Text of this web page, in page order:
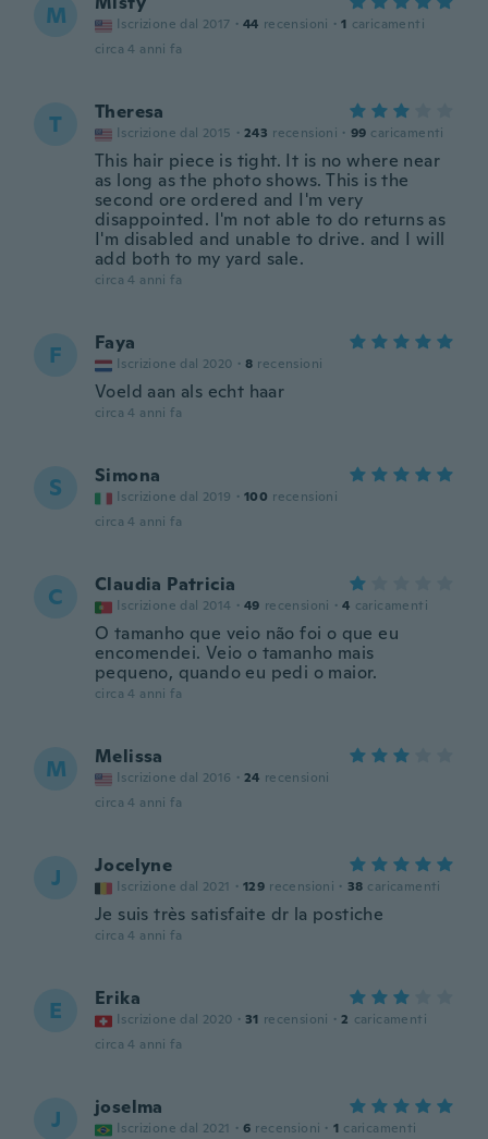
M Iscrizione dal 2017 · 44 recensioni · 1 caricamenti
circa 4 anni fa
T Theresa
Iscrizione dal 2015 · 243 recensioni · 99 caricamenti
This hair piece is tight. It is no where near
as long as the photo shows. This is the
second ore ordered and I'm very
disappointed. I'm not able to do returns as
I'm disabled and unable to drive. and I will
add both to my yard sale.
circa 4 anni fa
F Faya
Iscrizione dal 2020 · 8 recensioni
Voeld aan als echt haar
circa 4 anni fa
S Simona
Iscrizione dal 2019 · 100 recensioni
circa 4 anni fa
C Claudia Patricia
Iscrizione dal 2014 · 49 recensioni · 4 caricamenti
O tamanho que veio não foi o que eu
encomendei. Veio o tamanho mais
pequeno, quando eu pedi o maior.
circa 4 anni fa
M Melissa
Iscrizione dal 2016 · 24 recensioni
circa 4 anni fa
J Jocelyne
Iscrizione dal 2021 · 129 recensioni · 38 caricamenti
Je suis très satisfaite dr la postiche
circa 4 anni fa
E Erika
Iscrizione dal 2020 · 31 recensioni · 2 caricamenti
circa 4 anni fa
J joselma
Iscrizione dal 2021 · 6 recensioni · 1 caricamenti